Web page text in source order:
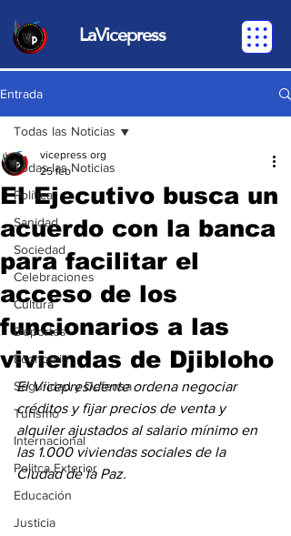
LaVicepress
Entrada
Todas las Noticias
Política
Sanidad
Sociedad
Celebraciones
Cultura
Deportes
Economia
Seguridad y Defensa
Turismo
Internacional
Politca Exterior
Educación
Justicia
Todas las Noticias
El Ejecutivo busca un
acuerdo con la banca
para facilitar el
acceso de los
funcionarios a las
viviendas de Djibloho
vicepress org
25 feb
El Vicepresidente ordena negociar
créditos y fijar precios de venta y
alquiler ajustados al salario mínimo en
las 1.000 viviendas sociales de la
Ciudad de la Paz.